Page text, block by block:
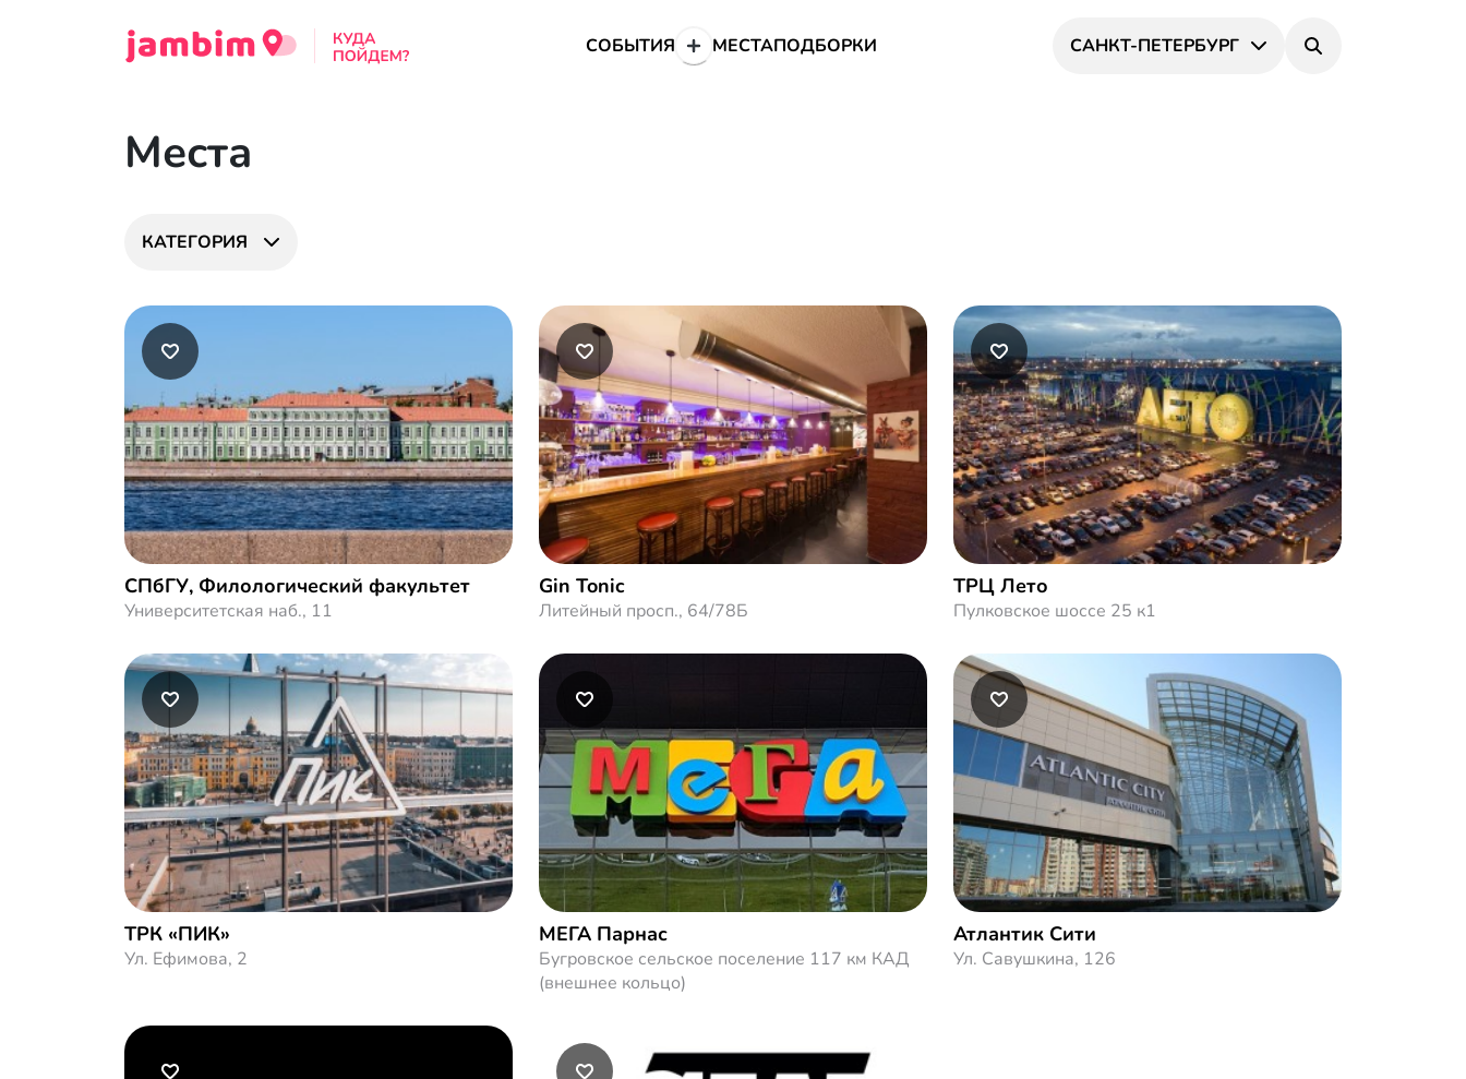
СОБЫТИЯ МЕСТАПОДБОРКИ САНКТ-ПЕТЕРБУРГ
Места
КАТЕГОРИЯ
СПбГУ, Филологический факультет
Университетская наб., 11
Gin Tonic
Литейный просп., 64/78Б
ТРЦ Лето
Пулковское шоссе 25 к1
ТРК «ПИК»
Ул. Ефимова, 2
МЕГА Парнас
Бугровское сельское поселение 117 км КАД
(внешнее кольцо)
Атлантик Сити
Ул. Савушкина, 126